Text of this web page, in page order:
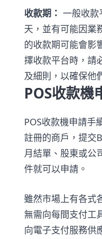
收款期： 一般收款
天，並有可能因業
的收款期可能會影
擇收款平台時，請
及細則，以確保他
POS收款機
POS收款機申請手
註冊的商戶，提交
月結單、股東或公
件就可以申請。
雖然市場上有各式
無需向每間支付工
向電子支付服務供